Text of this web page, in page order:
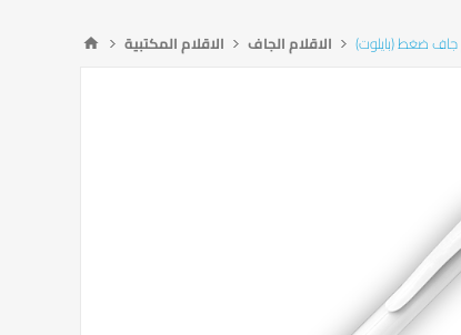
الاقلام المكتبية الاقلام الجاف